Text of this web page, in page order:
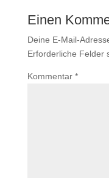
Einen
Deine E-Mail-
Erforderliche Felder
Kommentar *